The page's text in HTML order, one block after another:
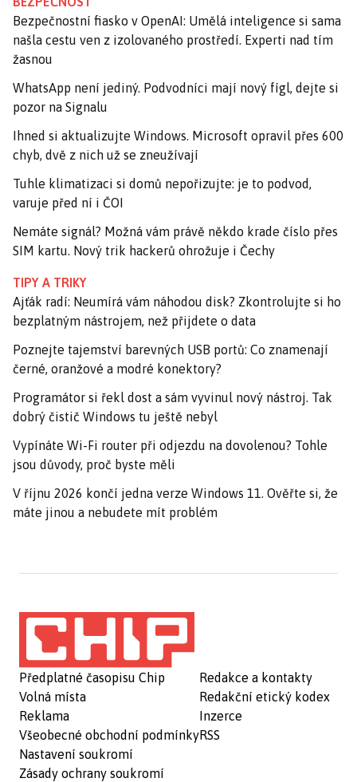
Bezpečnostní fiasko v OpenAI: Umělá inteligence si sama
našla cestu ven z izolovaného prostředí. Experti nad tím
žasnou
WhatsApp není jediný. Podvodníci mají nový fígl, dejte si
pozor na Signalu
Ihned si aktualizujte Windows. Microsoft opravil přes 600
chyb, dvě z nich už se zneužívají
Tuhle klimatizaci si domů nepořizujte: je to podvod,
varuje před ní i ČOI
Nemáte signál? Možná vám právě někdo krade číslo přes
SIM kartu. Nový trik hackerů ohrožuje i Čechy
TIPY A TRIKY
Ajťák radí: Neumírá vám náhodou disk? Zkontrolujte si ho
bezplatným nástrojem, než přijdete o data
Poznejte tajemství barevných USB portů: Co znamenají
černé, oranžové a modré konektory?
Programátor si řekl dost a sám vyvinul nový nástroj. Tak
dobrý čistič Windows tu ještě nebyl
Vypínáte Wi-Fi router při odjezdu na dovolenou? Tohle
jsou důvody, proč byste měli
V říjnu 2026 končí jedna verze Windows 11. Ověřte si, že
máte jinou a nebudete mít problém
Předplatné časopisu Chip
Volná místa
Reklama
Všeobecné obchodní podmínky
Nastavení soukromí
Zásady ochrany soukromí
Redakce a kontakty
Redakční etický kodex
Inzerce
RSS